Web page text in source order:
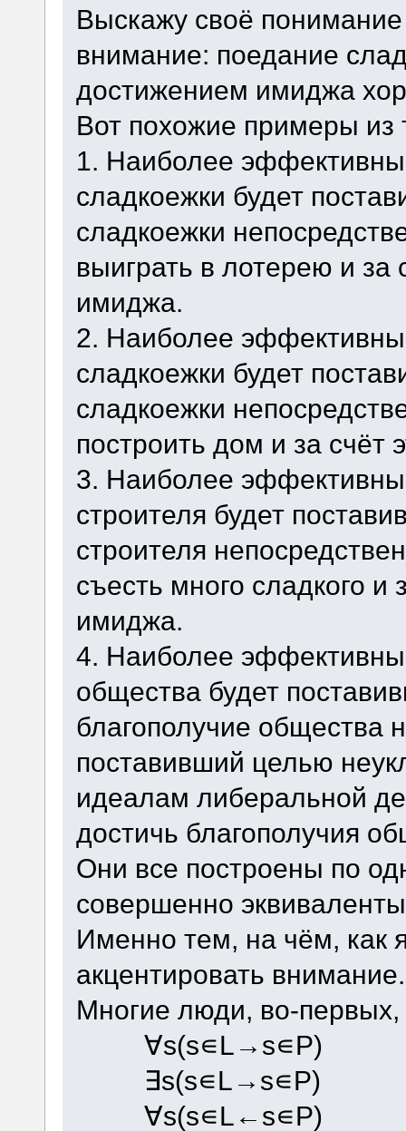
Выскажу своё
внимание: поедание
достижением имиджа
Вот похожие примеры из
1. Наиболее
сладкоежки будет
сладкоежки
выиграть в лотерею и за
имиджа.
2. Наиболее
сладкоежки будет
сладкоежки
построить дом и за счёт
3. Наиболее
строителя будет
строителя
съесть много сладкого и
имиджа.
4. Наиболее
общества будет
благополучие общества
поставивший целью
идеалам либеральной
достичь благополучия
Они все построены по
совершенно
Именно тем, на чём, как
акцентировать внимание.
Многие люди, во-
∀s(s∊L→s∊P)
∃s(s∊L→s∊P)
∀s(s∊L←s∊P)